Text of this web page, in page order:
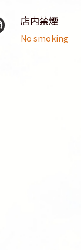
店内禁煙
No smoking